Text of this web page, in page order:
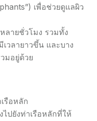
เพื่อช่วยดูแลผิว
ลายชั่วโมง รวมทั้ง
วลายาวขึ้น และบาง
มอยู่ด้วย
รือหลัก
ปยังท่าเรือหลักที่ให้